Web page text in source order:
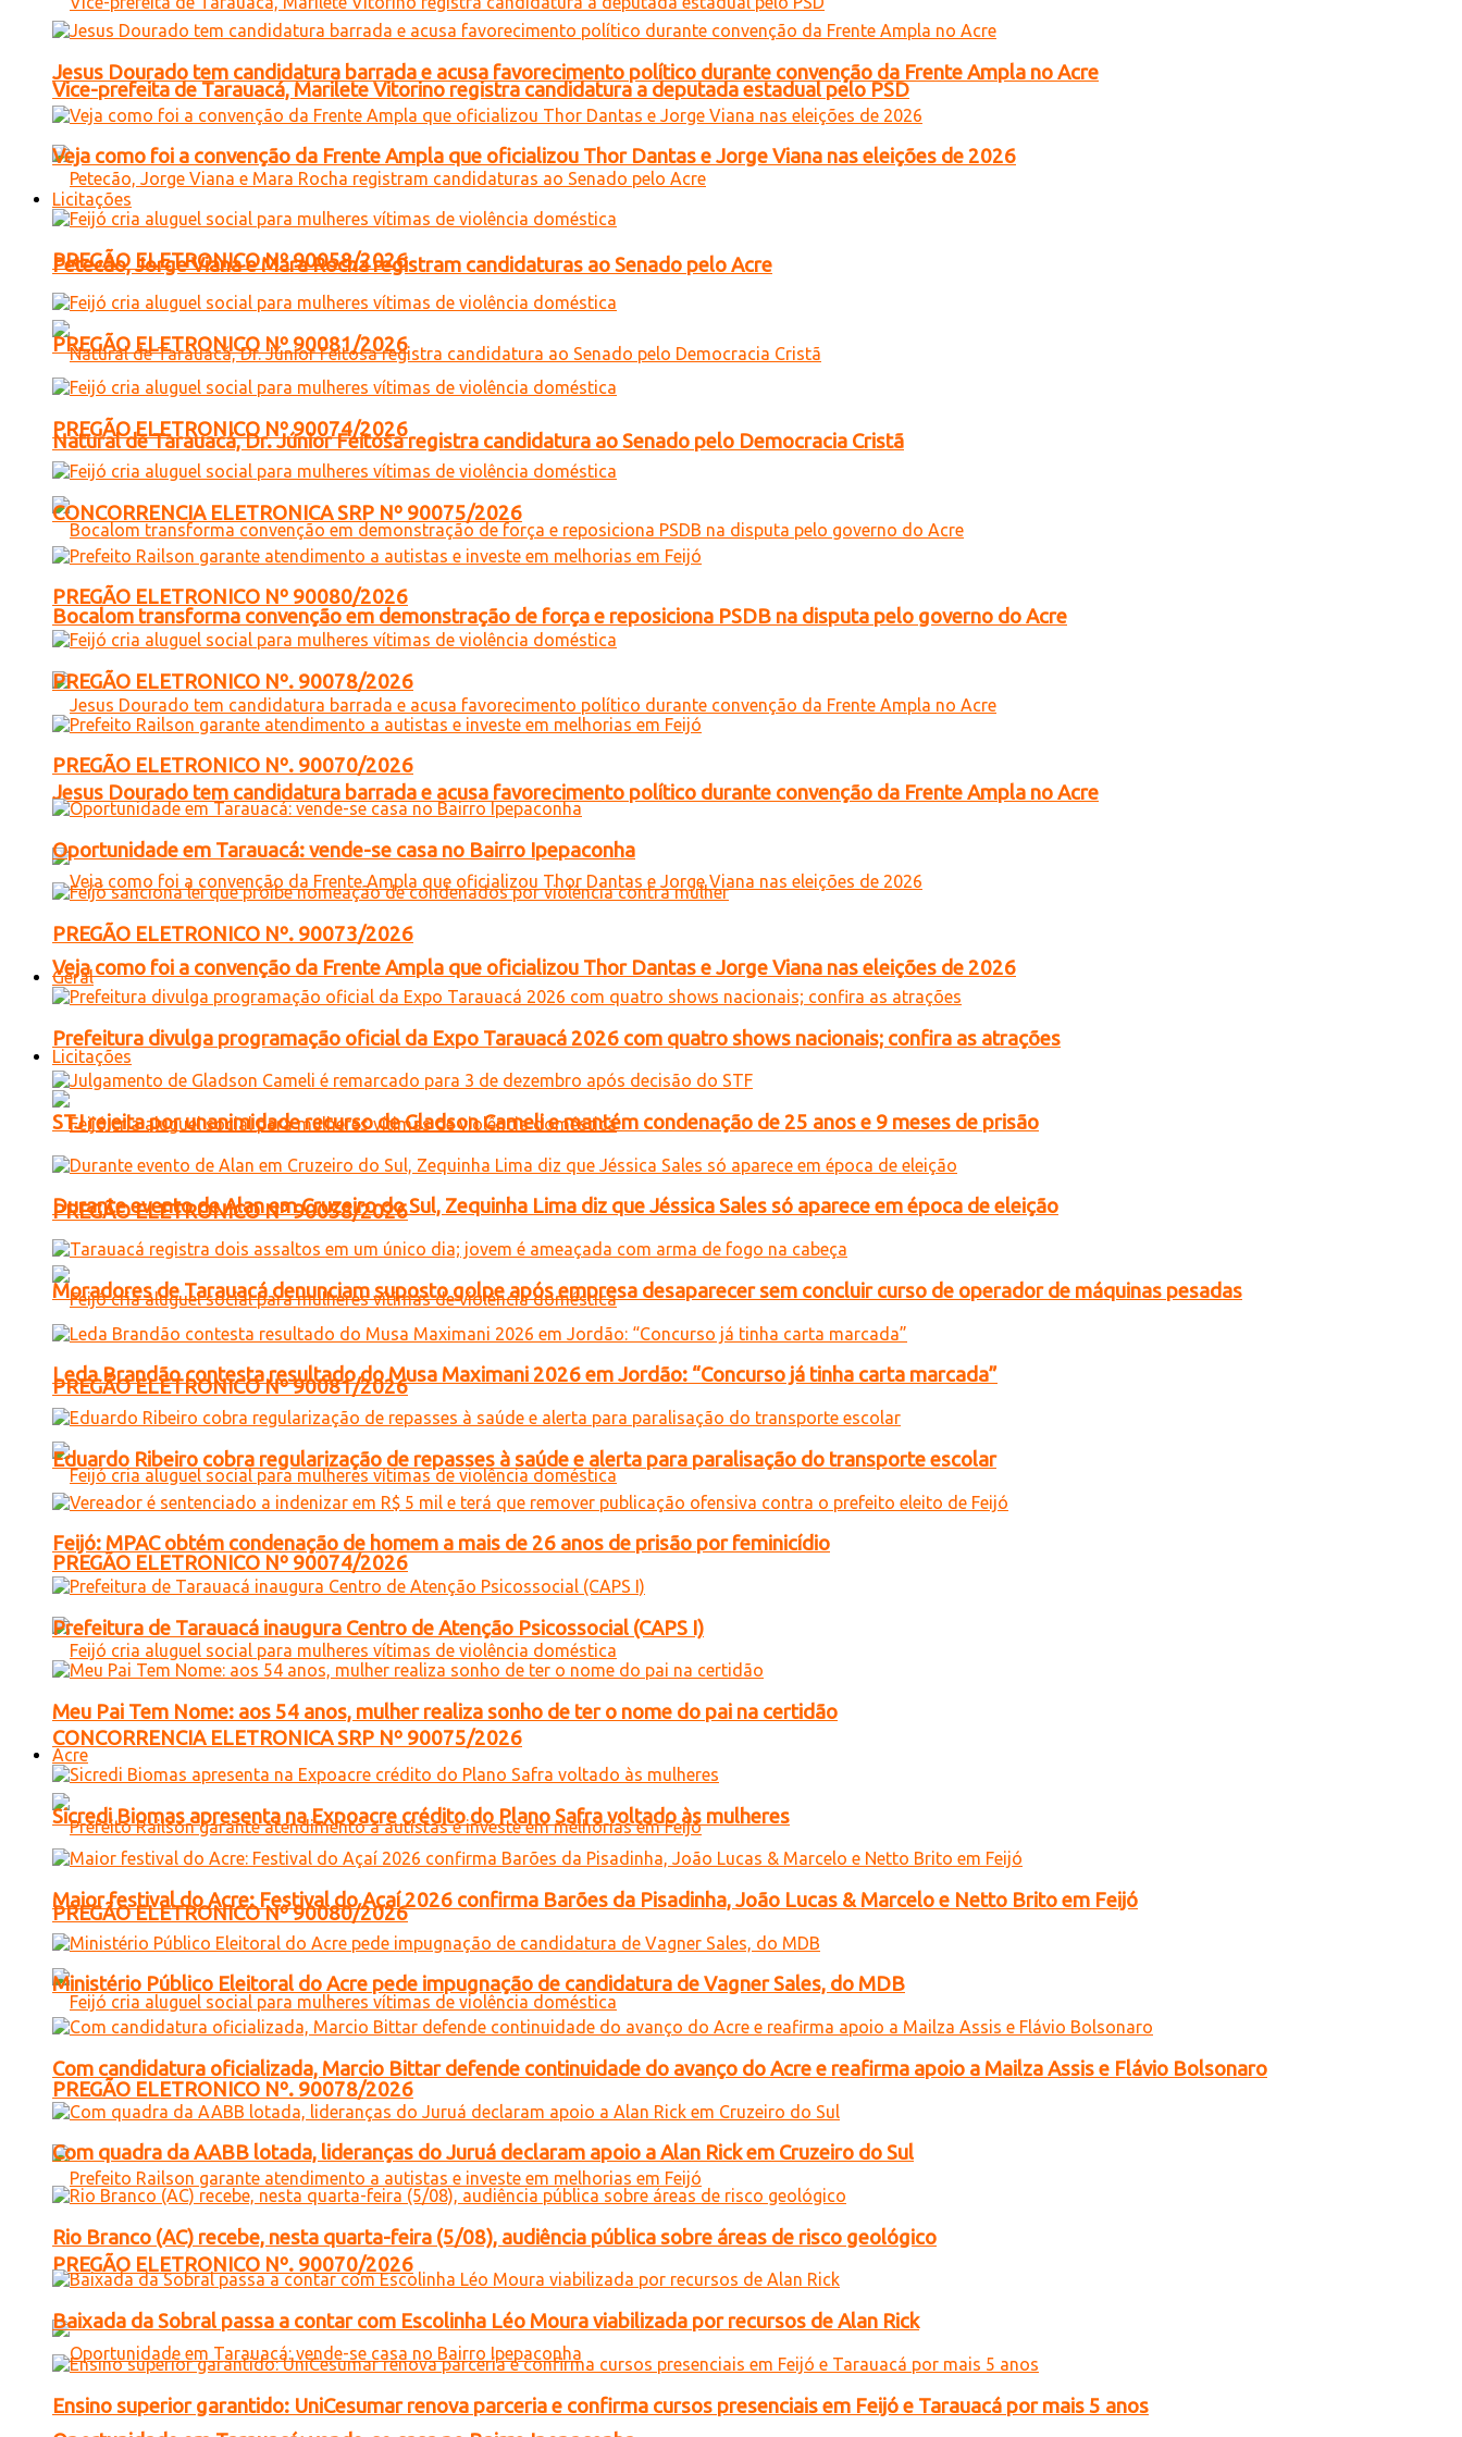
Vice-prefeita de Tarauacá, Marilete Vitorino registra candidatura a deputada estadual pelo PSD
Petecão, Jorge Viana e Mara Rocha registram candidaturas ao Senado pelo Acre
Natural de Tarauacá, Dr. Júnior Feitosa registra candidatura ao Senado pelo Democracia Cristã
Bocalom transforma convenção em demonstração de força e reposiciona PSDB na disputa pelo governo do Acre
Jesus Dourado tem candidatura barrada e acusa favorecimento político durante convenção da Frente Ampla no Acre
Veja como foi a convenção da Frente Ampla que oficializou Thor Dantas e Jorge Viana nas eleições de 2026
Licitações
PREGÃO ELETRONICO Nº 90058/2026
PREGÃO ELETRONICO Nº 90081/2026
PREGÃO ELETRONICO Nº 90074/2026
CONCORRENCIA ELETRONICA SRP Nº 90075/2026
PREGÃO ELETRONICO Nº 90080/2026
PREGÃO ELETRONICO Nº. 90078/2026
PREGÃO ELETRONICO Nº. 90070/2026
Jesus Dourado tem candidatura barrada e acusa favorecimento político durante convenção da Frente Ampla no Acre
Veja como foi a convenção da Frente Ampla que oficializou Thor Dantas e Jorge Viana nas eleições de 2026
Licitações
PREGÃO ELETRONICO Nº 90058/2026
PREGÃO ELETRONICO Nº 90081/2026
PREGÃO ELETRONICO Nº 90074/2026
CONCORRENCIA ELETRONICA SRP Nº 90075/2026
PREGÃO ELETRONICO Nº 90080/2026
PREGÃO ELETRONICO Nº. 90078/2026
PREGÃO ELETRONICO Nº. 90070/2026
Oportunidade em Tarauacá: vende-se casa no Bairro Ipepaconha
PREGÃO ELETRONICO Nº. 90073/2026
Geral
Prefeitura divulga programação oficial da Expo Tarauacá 2026 com quatro shows nacionais; confira as atrações
STJ rejeita por unanimidade recurso de Gladson Cameli e mantém condenação de 25 anos e 9 meses de prisão
Durante evento de Alan em Cruzeiro do Sul, Zequinha Lima diz que Jéssica Sales só aparece em época de eleição
Moradores de Tarauacá denunciam suposto golpe após empresa desaparecer sem concluir curso de operador de máquinas pesadas
Leda Brandão contesta resultado do Musa Maximani 2026 em Jordão: “Concurso já tinha carta marcada”
Eduardo Ribeiro cobra regularização de repasses à saúde e alerta para paralisação do transporte escolar
Feijó: MPAC obtém condenação de homem a mais de 26 anos de prisão por feminicídio
Prefeitura de Tarauacá inaugura Centro de Atenção Psicossocial (CAPS I)
Meu Pai Tem Nome: aos 54 anos, mulher realiza sonho de ter o nome do pai na certidão
Acre
Sicredi Biomas apresenta na Expoacre crédito do Plano Safra voltado às mulheres
Maior festival do Acre: Festival do Açaí 2026 confirma Barões da Pisadinha, João Lucas & Marcelo e Netto Brito em Feijó
Ministério Público Eleitoral do Acre pede impugnação de candidatura de Vagner Sales, do MDB
Com candidatura oficializada, Marcio Bittar defende continuidade do avanço do Acre e reafirma apoio a Mailza Assis e Flávio Bolsonaro
Com quadra da AABB lotada, lideranças do Juruá declaram apoio a Alan Rick em Cruzeiro do Sul
Rio Branco (AC) recebe, nesta quarta-feira (5/08), audiência pública sobre áreas de risco geológico
Baixada da Sobral passa a contar com Escolinha Léo Moura viabilizada por recursos de Alan Rick
Ensino superior garantido: UniCesumar renova parceria e confirma cursos presenciais em Feijó e Tarauacá por mais 5 anos